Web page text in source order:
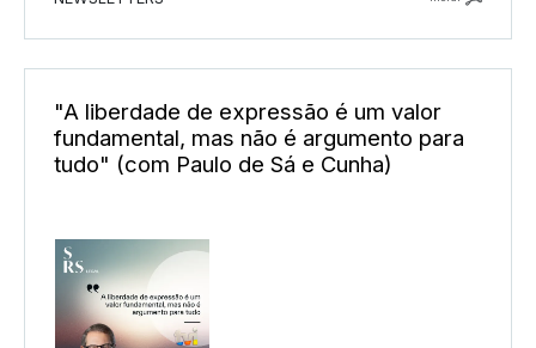
"A liberdade de expressão é um valor
fundamental, mas não é argumento para
tudo" (com Paulo de Sá e Cunha)